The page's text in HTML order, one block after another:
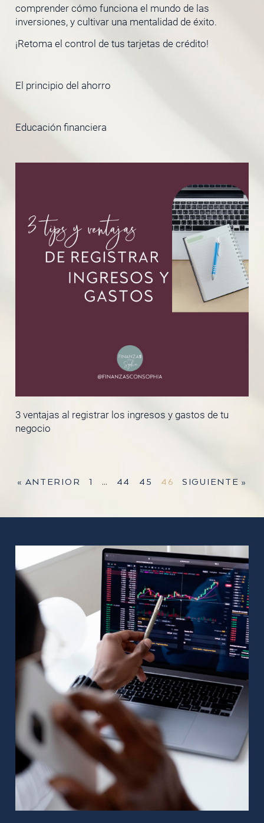
comprender cómo funciona el mundo de las
inversiones, y cultivar una mentalidad de éxito.
¡Retoma el control de tus tarjetas de crédito!
El principio del ahorro
Educación financiera
3 ventajas al registrar los ingresos y gastos de tu
negocio
« ANTERIOR 1 … 44 45 46 SIGUIENTE »